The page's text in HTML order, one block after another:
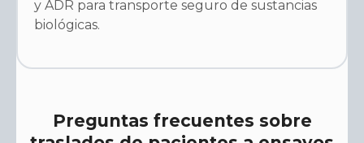
y ADR para transporte seguro de sustancias
biológicas.
Preguntas frecuentes sobre